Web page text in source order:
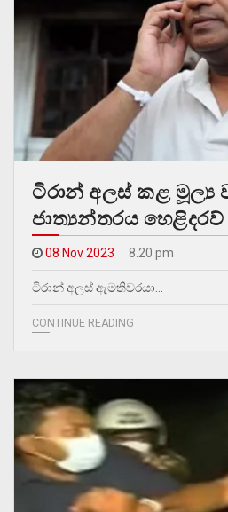
ටිරාන් අලස් කළ මූල්‍ය
ජාත්‍යන්තරය
08 Nov 2023 8.20 pm
ටිරාන් අලස් ඇමතිවරයා…
CONTINUE READING